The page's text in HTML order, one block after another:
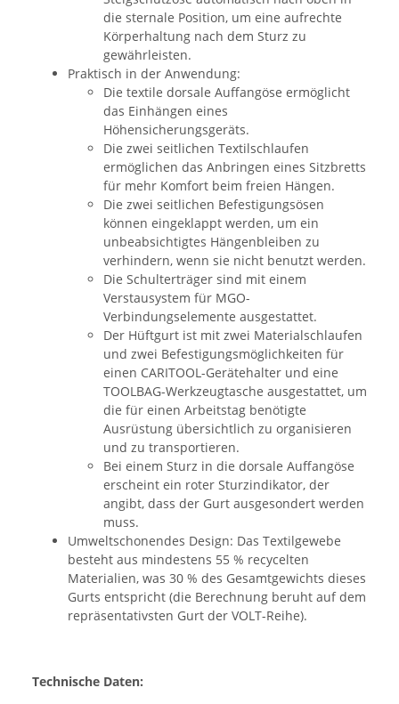
die sternale Position, um eine aufrechte
Körperhaltung nach dem Sturz zu
gewährleisten.
Praktisch in der Anwendung:
Die textile dorsale Auffangöse ermöglicht
das Einhängen eines
Höhensicherungsgeräts.
Die zwei seitlichen Textilschlaufen
ermöglichen das Anbringen eines Sitzbretts
für mehr Komfort beim freien Hängen.
Die zwei seitlichen Befestigungsösen
können eingeklappt werden, um ein
unbeabsichtigtes Hängenbleiben zu
verhindern, wenn sie nicht benutzt werden.
Die Schulterträger sind mit einem
Verstausystem für MGO-
Verbindungselemente ausgestattet.
Der Hüftgurt ist mit zwei Materialschlaufen
und zwei Befestigungsmöglichkeiten für
einen CARITOOL-Gerätehalter und eine
TOOLBAG-Werkzeugtasche ausgestattet, um
die für einen Arbeitstag benötigte
Ausrüstung übersichtlich zu organisieren
und zu transportieren.
Bei einem Sturz in die dorsale Auffangöse
erscheint ein roter Sturzindikator, der
angibt, dass der Gurt ausgesondert werden
muss.
Umweltschonendes Design: Das Textilgewebe
besteht aus mindestens 55 % recycelten
Materialien, was 30 % des Gesamtgewichts dieses
Gurts entspricht (die Berechnung beruht auf dem
repräsentativsten Gurt der VOLT-Reihe).
Technische Daten: